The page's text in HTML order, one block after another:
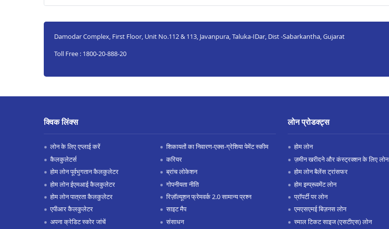
Damodar Complex, First Floor, Unit No.112 & 113, Javanpura, Taluka-IDar, Dist -Sabarkantha, Gujarat
Toll Free : 1800-20-888-20
क्विक लिंक्स
लोन के लिए एप्लाई करें
कैलकुलेटर्स
होम लोन पूर्वभुगतान कैलकुलेटर
होम लोन ईएमआई कैलकुलेटर
होम लोन पात्रता कैलकुलेटर
एपीआर कैलकुलेटर
अपना क्रेडिट स्कोर जांचें
शिकायतों का निवारण-एक्स-ग्रेशिया पेमेंट स्कीम
करियर
ब्रांच लोकेशन
गोपनीयता नीति
रिज़ॉल्यूशन फ्रेमवर्क 2.0 सामान्य प्रश्न
साइट मैप
संसाधन
लोन प्रोडक्ट्स
होम लोन
ज़मीन खरीदने और कंस्ट्रक्शन के लिए लोन
होम लोन बैलेंस ट्रांसफर
होम इम्प्रूवमेंट लोन
प्रॉपर्टी पर लोन
एमएसएमई बिज़नस लोन
स्माल टिकट साइज (एसटीएस) लोन